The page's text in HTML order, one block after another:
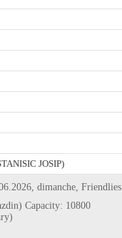
JOSIP)
dimanche, Friendlies
Capacity: 10800